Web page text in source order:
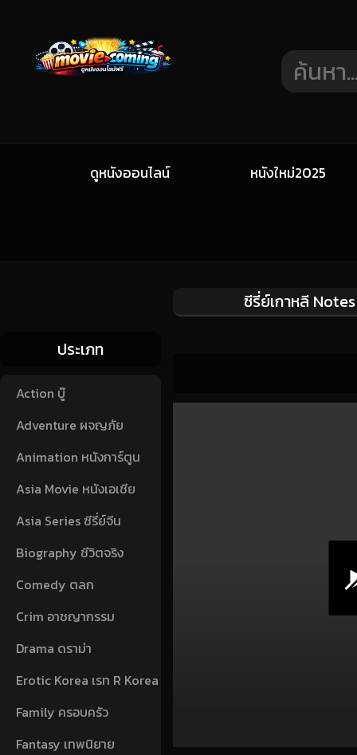
ดูหนังออนไลน์ หนังใหม่2025
ประเภท
Action บู๊
Adventure ผจญภัย
Animation หนังการ์ตูน
Asia Movie หนังเอเชีย
Asia Series ซีรี่ย์จีน
Biography ชีวิตจริง
Comedy ตลก
Crim อาชญากรรม
Drama ดราม่า
Erotic Korea เรท R Korea
Family ครอบครัว
Fantasy เทพนิยาย
ซีรี่ย์เกาหลี